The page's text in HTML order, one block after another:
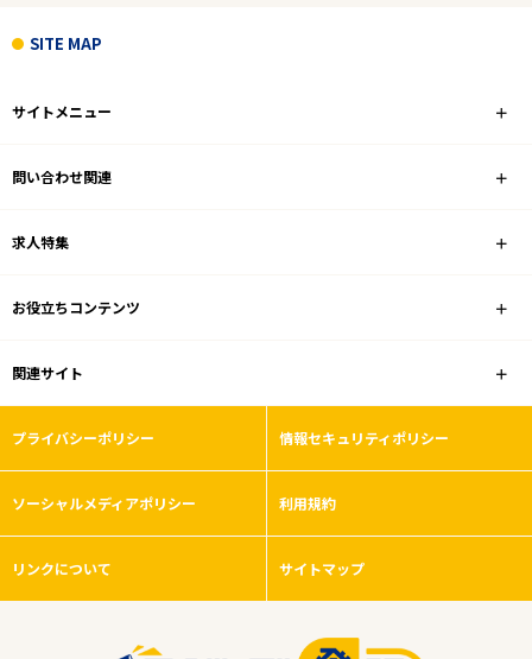
SITE MAP
サイトメニュー
問い合わせ関連
求人特集
お役立ちコンテンツ
関連サイト
プライバシーポリシー 情報セキュリティポリシー
ソーシャルメディアポリシー 利用規約
リンクについて サイトマップ